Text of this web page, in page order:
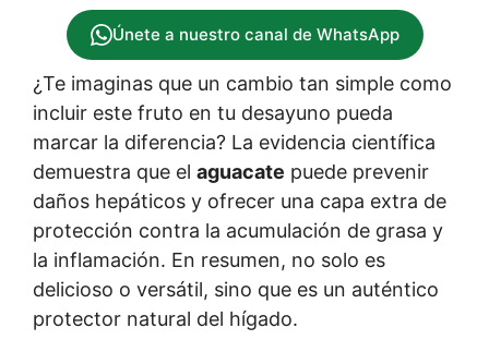
Únete a nuestro canal de WhatsApp
¿Te imaginas que un cambio tan simple como
incluir este fruto en tu desayuno pueda
marcar la diferencia? La evidencia científica
demuestra que el aguacate puede prevenir
daños hepáticos y ofrecer una capa extra de
protección contra la acumulación de grasa y
la inflamación. En resumen, no solo es
delicioso o versátil, sino que es un auténtico
protector natural del hígado.